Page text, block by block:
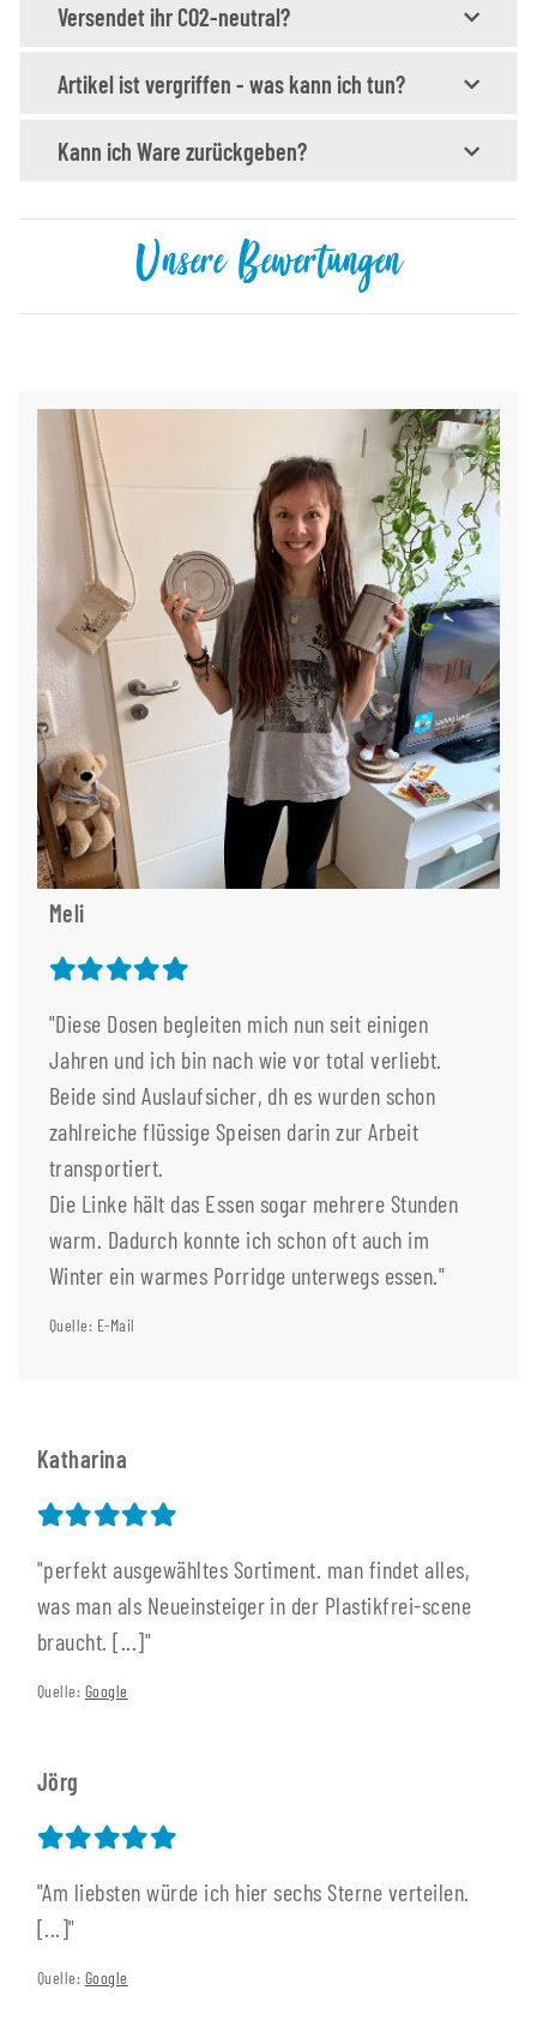
Versendet ihr CO2-neutral?
Artikel ist vergriffen - was kann ich tun?
Kann ich Ware zurückgeben?
Unsere Bewertungen
Meli
"Diese Dosen begleiten mich nun seit einigen
Jahren und ich bin nach wie vor total verliebt.
Beide sind Auslaufsicher, dh es wurden schon
zahlreiche flüssige Speisen darin zur Arbeit
transportiert.
Die Linke hält das Essen sogar mehrere Stunden
warm. Dadurch konnte ich schon oft auch im
Winter ein warmes Porridge unterwegs essen."
Quelle: E-Mail
Katharina
"perfekt ausgewähltes Sortiment. man findet alles,
was man als Neueinsteiger in der Plastikfrei-scene
braucht. [...]"
Quelle: Google
Jörg
"Am liebsten würde ich hier sechs Sterne verteilen.
[...]"
Quelle: Google